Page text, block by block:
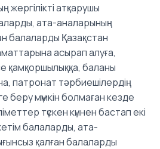
жергілікті атқарушы
ата-аналарының
балаларды Қазақстан
асырап алуға,
қамқоршылыққа, баланы
патронат тәрбиешілердің
беру мүмкін болмаған кезде
түскен күннен бастап екі
балаларды, ата-
қалған балаларды